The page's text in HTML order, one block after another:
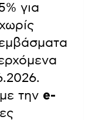
για
την e-